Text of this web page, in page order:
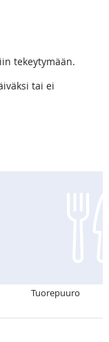
tekeytymään.
tai ei
Tuorepuuro